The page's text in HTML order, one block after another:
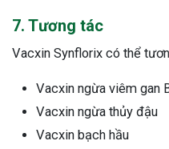
7. Tương tác
Vacxin Synflorix có thể
Vacxin ngừa viêm gan
Vacxin ngừa thủy đậu
Vacxin bạch hầu